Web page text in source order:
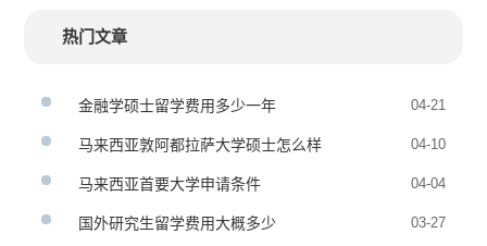
热门文章
金融学硕士留学费用多少一年 04-21
马来西亚敦阿都拉萨大学硕士怎么样 04-10
马来西亚首要大学申请条件 04-04
国外研究生留学费用大概多少 03-27